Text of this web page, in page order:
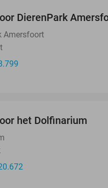
DierenPark
Amersfoort
het Dolfinarium